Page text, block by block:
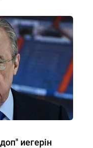
иегерін